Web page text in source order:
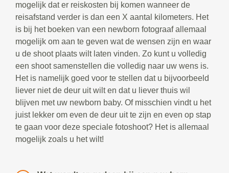
mogelijk dat er reiskosten bij komen wanneer de
reisafstand verder is dan een X aantal kilometers. Het
is bij het boeken van een newborn fotograaf allemaal
mogelijk om aan te geven wat de wensen zijn en waar
u de shoot plaats wilt laten vinden. Zo kunt u volledig
een shoot samenstellen die volledig naar uw wens is.
Het is namelijk goed voor te stellen dat u bijvoorbeeld
liever niet de deur uit wilt en dat u liever thuis wil
blijven met uw newborn baby. Of misschien vindt u het
juist lekker om even de deur uit te zijn en even op stap
te gaan voor deze speciale fotoshoot? Het is allemaal
mogelijk zoals u het wilt!